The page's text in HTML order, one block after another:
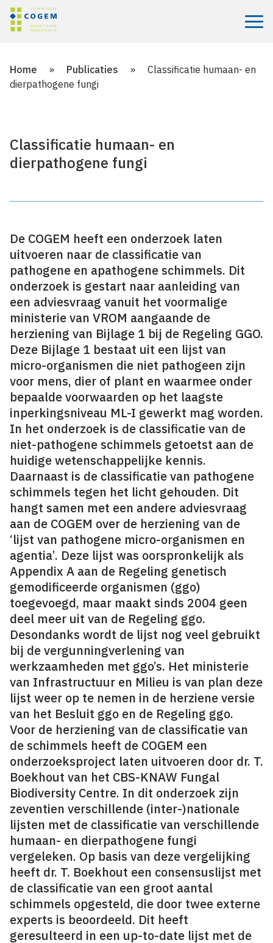
Menu
Home » Publicaties »
Classificatie humaan- en
dierpathogene fungi
Classificatie humaan- en
dierpathogene fungi
De COGEM heeft een onderzoek laten
uitvoeren naar de classificatie van
pathogene en apathogene schimmels. Dit
onderzoek is gestart naar aanleiding van
een adviesvraag vanuit het voormalige
ministerie van VROM aangaande de
herziening van Bijlage 1 bij de Regeling GGO.
Deze Bijlage 1 bestaat uit een lijst van
micro-organismen die niet pathogeen zijn
voor mens, dier of plant en waarmee onder
bepaalde voorwaarden op het laagste
inperkingsniveau ML-I gewerkt mag worden.
In het onderzoek is de classificatie van de
niet-pathogene schimmels getoetst aan de
huidige wetenschappelijke kennis.
Daarnaast is de classificatie van pathogene
schimmels tegen het licht gehouden. Dit
hangt samen met een andere adviesvraag
aan de COGEM over de herziening van de
‘lijst van pathogene micro-organismen en
agentia’. Deze lijst was oorspronkelijk als
Appendix A aan de Regeling genetisch
gemodificeerde organismen (ggo)
toegevoegd, maar maakt sinds 2004 geen
deel meer uit van de Regeling ggo.
Desondanks wordt de lijst nog veel gebruikt
bij de vergunningverlening van
werkzaamheden met ggo’s. Het ministerie
van Infrastructuur en Milieu is van plan deze
lijst weer op te nemen in de herziene versie
van het Besluit ggo en de Regeling ggo.
Voor de herziening van de classificatie van
de schimmels heeft de COGEM een
onderzoeksproject laten uitvoeren door dr. T.
Boekhout van het CBS-KNAW Fungal
Biodiversity Centre. In dit onderzoek zijn
zeventien verschillende (inter-)nationale
lijsten met de classificatie van verschillende
humaan- en dierpathogene fungi
vergeleken. Op basis van deze vergelijking
heeft dr. T. Boekhout een consensuslijst met
de classificatie van een groot aantal
schimmels opgesteld, die door twee externe
experts is beoordeeld. Dit heeft
geresulteerd in een up-to-date lijst met de